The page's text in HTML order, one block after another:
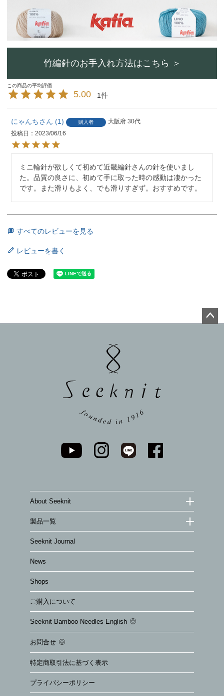
竹編針のお手入れ方法はこちら ＞
5.00 1
にゃんち 1 購入者 大阪府 30代
投稿日
2023/06/16
ミニ輪針が欲しくて初めて近畿編針さんの針を使いまし
た。品質の良さに、初めて手に取った時の感動は凄かった
です。また滑りもよく、でも滑りすぎず。おすすめです。
すべてのレビューを見る
レビューを書く
About Seeknit
製品一覧
Seeknit Journal
News
Shops
ご購入について
Seeknit Bamboo Needles English
お問合せ
特定商取引法に基づく表示
プライバシーポリシー